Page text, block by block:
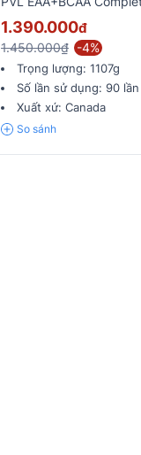
1.390.000đ
1.450.000₫ -4%
Trọng lượng: 1107g
Số lần sử dụng: 90
Xuất xứ: Canada
So sánh